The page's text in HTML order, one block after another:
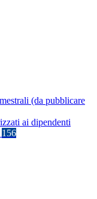
(da pubblicare
ai dipendenti
156